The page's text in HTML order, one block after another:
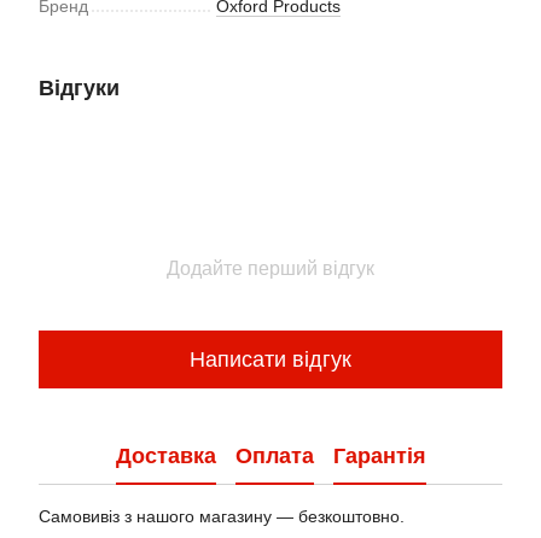
Бренд Oxford Products
Відгуки
Додайте перший відгук
Написати відгук
Доставка Оплата Гарантія
Самовивіз з нашого магазину — безкоштовно.